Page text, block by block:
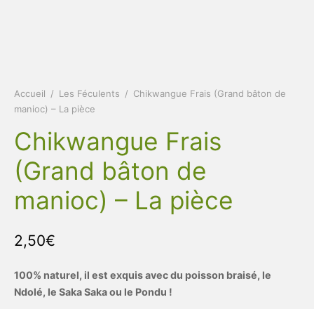
Accueil / Les Féculents / Chikwangue Frais (Grand bâton de
manioc) – La pièce
Chikwangue Frais
(Grand bâton de
manioc) – La pièce
2,50€
100% naturel, il est exquis avec du poisson braisé, le
Ndolé, le Saka Saka ou le Pondu !